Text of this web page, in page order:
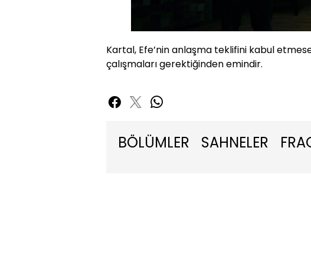
Kartal, Efe’nin anlaşma teklifini kabul
çalışmaları gerektiğinden emindir.
BÖLÜMLER SAHNELER